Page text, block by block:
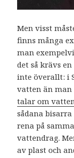
Men visst
finns många
man
det så krävs
inte överallt: i
vatten än
talar om
sådana
rena på
vattendrag.
av plast och